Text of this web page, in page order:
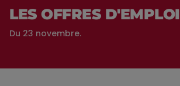
LES OFFRES D'EMPLOI
Du 23 novembre.